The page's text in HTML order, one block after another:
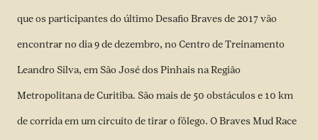
que os participantes do último Desafio Braves de 2017 vão
encontrar no dia 9 de dezembro, no Centro de Treinamento
Leandro Silva, em São José dos Pinhais na Região
Metropolitana de Curitiba. São mais de 50 obstáculos e 10 km
de corrida em um circuito de tirar o fôlego. O Braves Mud Race